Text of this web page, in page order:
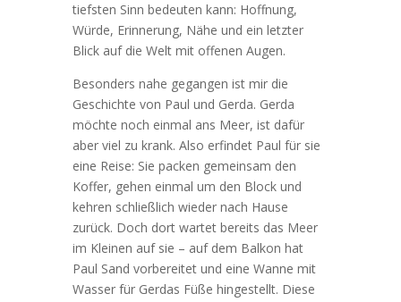
tiefsten Sinn bedeuten kann: Hoffnung,
Würde, Erinnerung, Nähe und ein letzter
Blick auf die Welt mit offenen Augen.
Besonders nahe gegangen ist mir die
Geschichte von Paul und Gerda. Gerda
möchte noch einmal ans Meer, ist dafür
aber viel zu krank. Also erfindet Paul für sie
eine Reise: Sie packen gemeinsam den
Koffer, gehen einmal um den Block und
kehren schließlich wieder nach Hause
zurück. Doch dort wartet bereits das Meer
im Kleinen auf sie – auf dem Balkon hat
Paul Sand vorbereitet und eine Wanne mit
Wasser für Gerdas Füße hingestellt. Diese